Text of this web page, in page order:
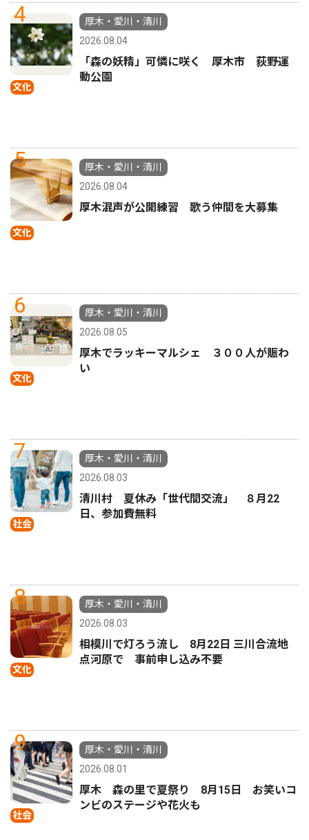
4
文化
厚木・愛川・清川
2026.08.04
「森の妖精」可憐に咲く 厚木市 荻野運
動公園
5
文化
厚木・愛川・清川
2026.08.04
厚木混声が公開練習 歌う仲間を大募集
6
文化
厚木・愛川・清川
2026.08.05
厚木でラッキーマルシェ ３００人が賑わ
い
7
社会
厚木・愛川・清川
2026.08.03
清川村 夏休み「世代間交流」 ８月22
日、参加費無料
8
文化
厚木・愛川・清川
2026.08.03
相模川で灯ろう流し 8月22日 三川合流地
点河原で 事前申し込み不要
9
社会
厚木・愛川・清川
2026.08.01
厚木 森の里で夏祭り 8月15日 お笑いコ
ンビのステージや花火も